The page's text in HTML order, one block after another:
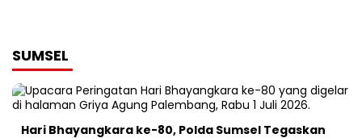
SUMSEL
Hari Bhayangkara ke-80, Polda Sumsel Tegaskan